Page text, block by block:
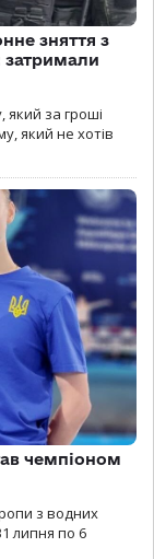
зняття з
затримали
який за гроші
який не хотів
чемпіоном
з водних
липня по 6